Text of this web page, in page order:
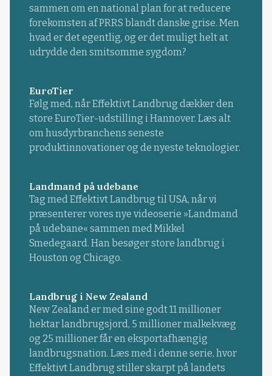
sammen om en national plan for at reducere
forekomsten af PRRS blandt danske grise. Men
hvad er det egentlig, og er det muligt helt at
udrydde den smitsomme sygdom?
EuroTier
Følg med, når Effektivt Landbrug dækker den
store EuroTier-udstilling i Hannover. Læs alt
om husdyrbranchens seneste
produktinnovationer og de nyeste teknologier.
Landmand på udebane
Tag med Effektivt Landbrug til USA, når vi
præsenterer vores nye videoserie »Landmand
på udebane« sammen med Mikkel
Smedegaard. Han besøger store landbrug i
Houston og Chicago.
Landbrug i New Zealand
New Zealand er med sine godt 11 millioner
hektar landbrugsjord, 5 millioner malkekvæg
og 25 millioner får en eksportafhængig
landbrugsnation. Læs med i denne serie, hvor
Effektivt Landbrug stiller skarpt på landets